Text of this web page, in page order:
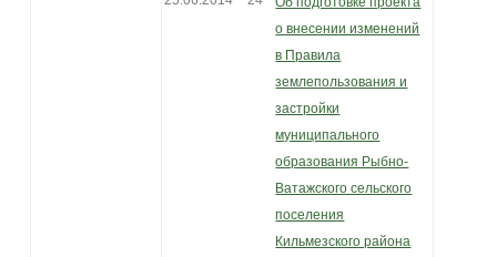
о внесении изменений
в Правила
землепользования и
застройки
муниципального
образования Рыбно-
Ватажского сельского
поселения
Кильмезского района